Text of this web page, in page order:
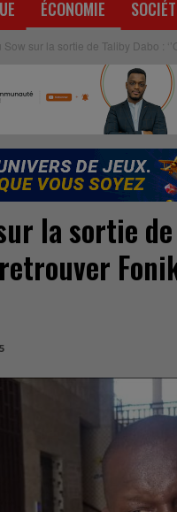
ÉCONOMIE
Sow sur la sortie de Taliby Dabo :
la sortie de